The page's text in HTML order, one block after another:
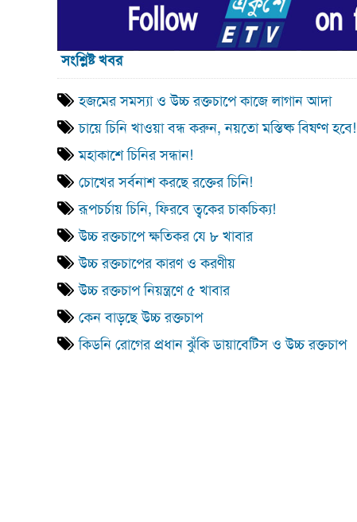
সংশ্লিষ্ট খবর
হজমের সমস্যা ও উচ্চ রক্তচাপে কাজে লাগান আদা
চায়ে চিনি খাওয়া বন্ধ করুন, নয়তো মস্তিষ্ক বিষণ্ণ হবে!
মহাকাশে চিনির সন্ধান!
চোখের সর্বনাশ করছে রক্তের চিনি!
রূপচর্চায় চিনি, ফিরবে ত্বকের চাকচিক্য!
উচ্চ রক্তচাপে ক্ষতিকর যে ৮ খাবার
উচ্চ রক্তচাপের কারণ ও করণীয়
উচ্চ রক্তচাপ নিয়ন্ত্রণে ৫ খাবার
কেন বাড়ছে উচ্চ রক্তচাপ
কিডনি রোগের প্রধান ঝুঁকি ডায়াবেটিস ও উচ্চ রক্তচাপ